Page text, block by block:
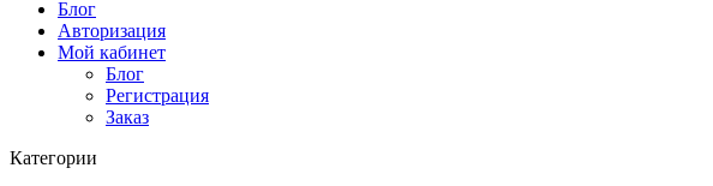
Блог
Авторизация
Мой кабинет
Блог
Регистрация
Заказ
Категории